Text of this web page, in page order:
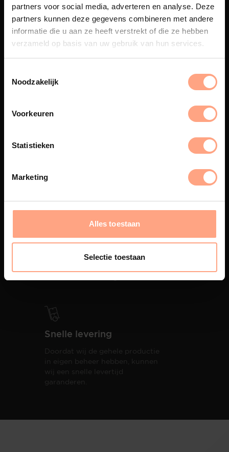
partners voor social media, adverteren en analyse. Deze
partners kunnen deze gegevens combineren met andere
informatie die u aan ze heeft verstrekt of die ze hebben
verzameld op basis van uw gebruik van hun services.
Noodzakelijk
Voorkeuren
Statistieken
Marketing
Alles toestaan
Selectie toestaan
Maatwerk
beleving, waar Nederlands
vakmanschap en design
Interieur inrichting
ontzorging van eerste schets tot
Snelle levering
Doordat wij de gehele productie
in eigen beheer hebben, kunnen
wij een snelle levertijd
garanderen.